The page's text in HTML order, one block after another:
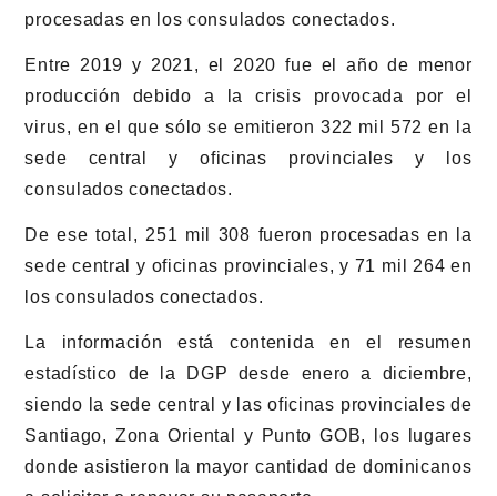
procesadas en los consulados conectados.
Entre 2019 y 2021, el 2020 fue el año de menor
producción debido a la crisis provocada por el
virus, en el que sólo se emitieron 322 mil 572 en la
sede central y oficinas provinciales y los
consulados conectados.
De ese total, 251 mil 308 fueron procesadas en la
sede central y oficinas provinciales, y 71 mil 264 en
los consulados conectados.
La información está contenida en el resumen
estadístico de la DGP desde enero a diciembre,
siendo la sede central y las oficinas provinciales de
Santiago, Zona Oriental y Punto GOB, los lugares
donde asistieron la mayor cantidad de dominicanos